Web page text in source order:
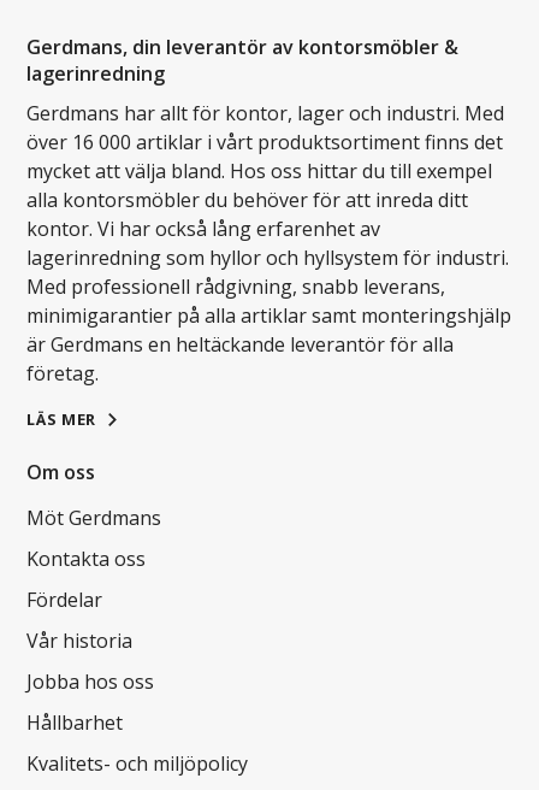
Gerdmans, din leverantör av kontorsmöbler &
lagerinredning
Gerdmans har allt för kontor, lager och industri. Med
över 16 000 artiklar i vårt produktsortiment finns det
mycket att välja bland. Hos oss hittar du till exempel
alla kontorsmöbler du behöver för att inreda ditt
kontor. Vi har också lång erfarenhet av
lagerinredning som hyllor och hyllsystem för industri.
Med professionell rådgivning, snabb leverans,
minimigarantier på alla artiklar samt monteringshjälp
är Gerdmans en heltäckande leverantör för alla
företag.
LÄS MER
Om oss
Möt Gerdmans
Kontakta oss
Fördelar
Vår historia
Jobba hos oss
Hållbarhet
Kvalitets- och miljöpolicy